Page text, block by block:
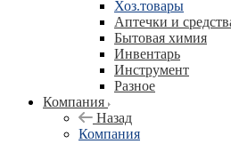
Хоз.товары
Аптечки и
Бытовая химия
Инвентарь
Инструмент
Разное
Компания
Назад
Компания